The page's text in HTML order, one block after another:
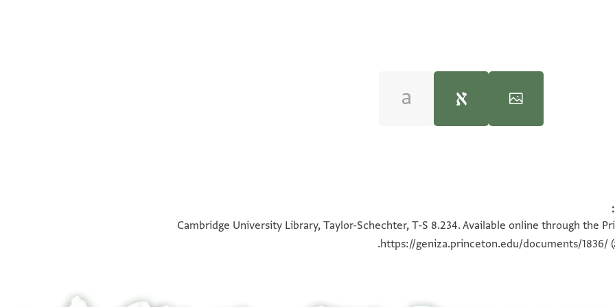
Cambridge University Library, Taylor-Schechter, T-S 8.234. Available online through the
https://geniza.princeton.edu/documents/1836/